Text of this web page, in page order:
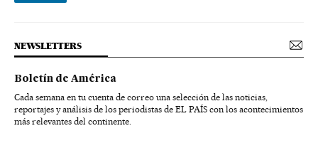
NEWSLETTERS
Boletín de América
Cada semana en tu cuenta de correo una selección de las noticias,
reportajes y análisis de los periodistas de EL PAÍS con los acontecimientos
más relevantes del continente.